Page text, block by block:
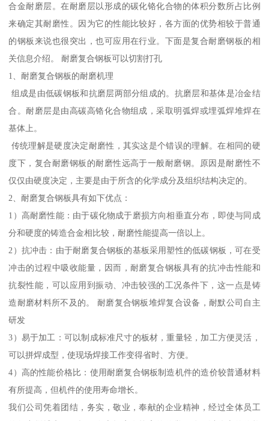
合金耐磨层。在耐磨层以形成的碳化铬化合物的体积分数所占比例
来确定其耐磨性。因为它的性能比较好，各方面的优势相较于普通
的钢板来说也很突出，也可应用在行业。下面是复合耐磨钢板的相
关信息介绍。 耐磨复合钢板可以切割打孔
1、耐磨复合钢板的耐磨机理
组成是由低碳钢板和抗磨层两部分组成的。抗磨层和基体是冶金结
合。耐磨层是由高碳高铬化合物组成，采取明弧焊或埋弧焊堆焊在
基体上。
传统理解是硬度决定耐磨性，其实这是个错误的理解。在相同的硬
度下，复合耐磨钢板的耐磨性远高于一般耐磨钢。原因是耐磨性不
仅仅由硬度决定，主要是由于所含的化学成分及组织结构决定的。
2、耐磨复合钢板具有如下优点：
1）高耐磨性能：由于碳化物成于磨损方向相垂直分布，即使与同成
分和硬度的铸造合金相比较，耐磨性能提高一倍以上。
2）抗冲击：由于耐磨复合钢板的基板采用塑性的低碳钢板，可在受
冲击的过程中吸收能量，因而，耐磨复合钢板具有的抗冲击性能和
抗裂性能，可以应用到振动、冲击较强的工况条件下，这一点是铸
造耐磨材料所不及的。 耐磨复合钢板堆焊复合设备，耐默公司自主
研发
3）易于加工：可以制成标准尺寸的板材，重量轻，加工方便灵活，
可以拼焊成型，使现场焊接工作变得省时、方便。
4）高的性能价格比：使用耐磨复合钢板制造机件的造价较普通材料
有所提高，但机件的使用寿命增长。
我们公司凭着团结，务实，敬业，奉献的企业精神，经过全体员工